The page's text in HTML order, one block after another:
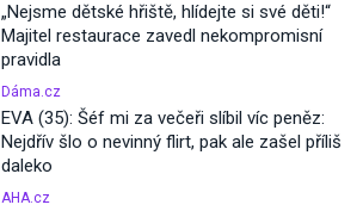
„Nejsme dětské hřiště, hlídejte si své děti!“
Majitel restaurace zavedl nekompromisní
pravidla
Dáma.cz
EVA (35): Šéf mi za večeři slíbil víc peněz:
Nejdřív šlo o nevinný flirt, pak ale zašel příliš
daleko
AHA.cz